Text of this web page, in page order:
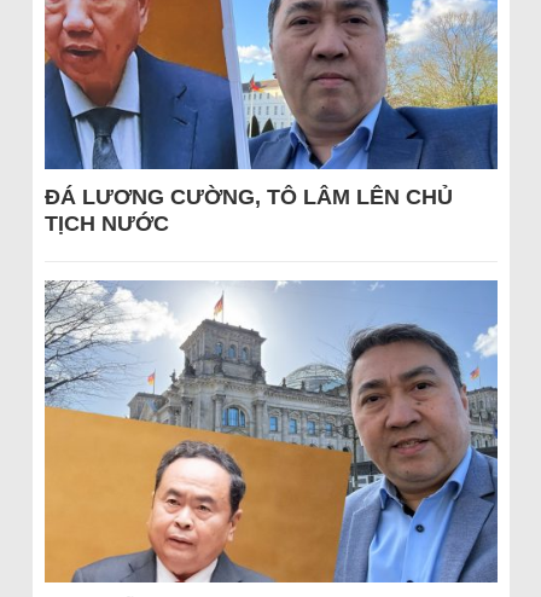
ĐÁ LƯƠNG CƯỜNG, TÔ LÂM LÊN CHỦ
TỊCH NƯỚC